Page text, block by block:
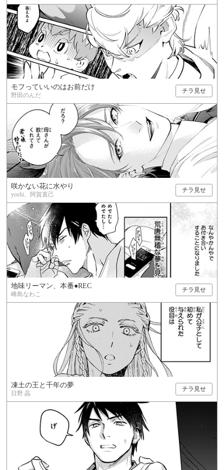
モフっていいのはお前だけ
野田のんだ
チラ見せ
咲かない花に水やり
yoshi、阿賀直己
チラ見せ
地味リーマン、本番●REC
峰島なわこ
チラ見せ
凍土の王と千年の夢
日野 晶
チラ見せ